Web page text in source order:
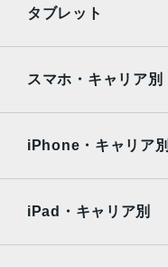
AQUOS
OPPO
タブレット
Surface
Xiaomi Tablet
スマホ・キャリア別
Ymobile
UQmobile
iPhone・キャリア別
iPad・キャリア別